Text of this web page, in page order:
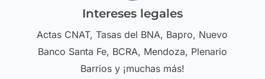
Intereses legales
Actas CNAT, Tasas del BNA, Bapro, Nuevo
Banco Santa Fe, BCRA, Mendoza, Plenario
Barrios y ¡muchas más!